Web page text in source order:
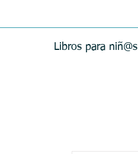
Libros para niñ@s